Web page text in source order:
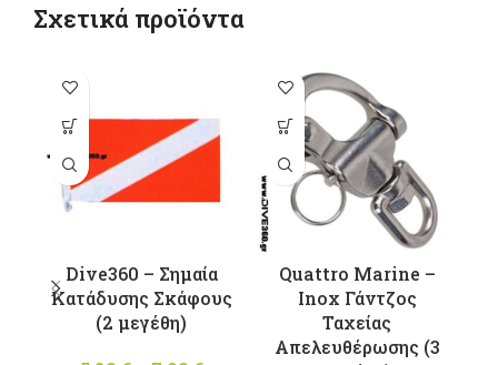
Σχετικά προϊόντα
Dive360 – Σημαία
Κατάδυσης Σκάφους
(2 μεγέθη)
Αυτό το
προϊόν έχει
πολλαπλές
παραλλαγές.
Οι επιλογές
επιλεγούν
στη σελίδα
του
προϊόντος
Quattro Marine –
Ιnox Γάντζος
Ταχείας
Απελευθέρωσης (3
Αυτό το
προϊόν έχει
πολλαπλές
παραλλαγές.
Οι επιλογές
επιλεγούν
στη σελίδα
του
προϊόντος